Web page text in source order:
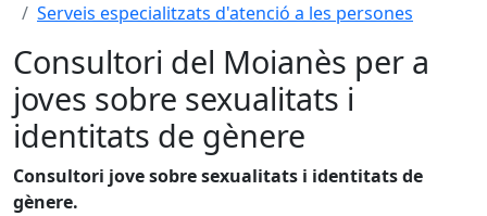
Serveis especialitzats d'atenció a les persones
Consultori del Moianès per a
joves sobre sexualitats i
identitats de gènere
Consultori jove sobre sexualitats i identitats de
gènere.